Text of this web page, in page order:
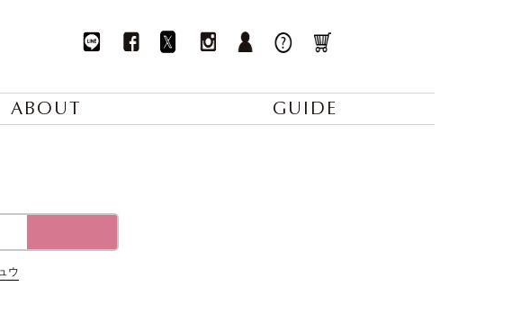
ABOUT GUIDE
ウ